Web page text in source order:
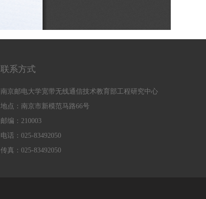
联系方式
南京邮电大学宽带无线通信技术教育部工程研究中心
地点：南京市新模范马路66号
邮编：210003
电话：025-83492050
传真：025-83492050